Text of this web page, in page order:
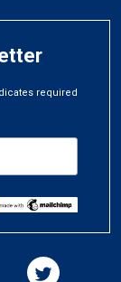
required